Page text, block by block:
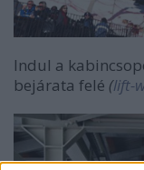
Indul a
bejárata felé (lift-